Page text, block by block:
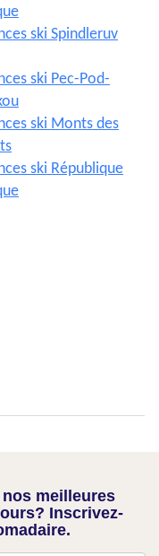
ski Spindleruv
ski Pec-Pod-
ski Monts des
ski République
meilleures
Inscrivez-